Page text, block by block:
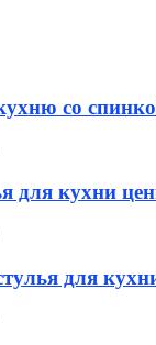
со
для кухни
для